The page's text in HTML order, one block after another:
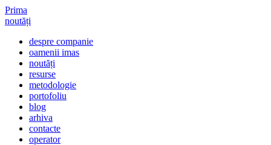
Prima
noutăți
despre companie
oamenii imas
noutăți
resurse
metodologie
portofoliu
blog
arhiva
contacte
operator